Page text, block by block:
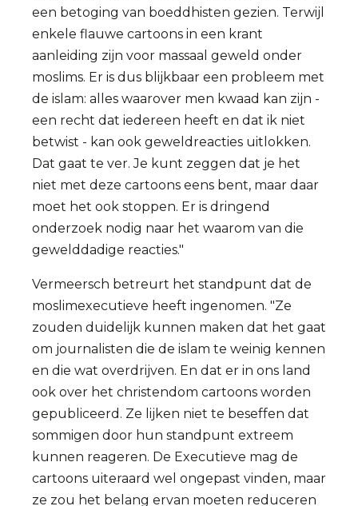
een betoging van boeddhisten gezien. Terwijl
enkele flauwe cartoons in een krant
aanleiding zijn voor massaal geweld onder
moslims. Er is dus blijkbaar een probleem met
de islam: alles waarover men kwaad kan zijn -
een recht dat iedereen heeft en dat ik niet
betwist - kan ook geweldreacties uitlokken.
Dat gaat te ver. Je kunt zeggen dat je het
niet met deze cartoons eens bent, maar daar
moet het ook stoppen. Er is dringend
onderzoek nodig naar het waarom van die
gewelddadige reacties."
Vermeersch betreurt het standpunt dat de
moslimexecutieve heeft ingenomen. "Ze
zouden duidelijk kunnen maken dat het gaat
om journalisten die de islam te weinig kennen
en die wat overdrijven. En dat er in ons land
ook over het christendom cartoons worden
gepubliceerd. Ze lijken niet te beseffen dat
sommigen door hun standpunt extreem
kunnen reageren. De Executieve mag de
cartoons uiteraard wel ongepast vinden, maar
ze zou het belang ervan moeten reduceren